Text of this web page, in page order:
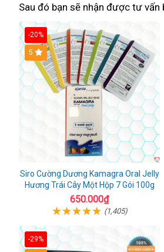
tra
Sau đó nhận
xét
bạn sẽ nhận được tổng
tư vấn
-20%
5
Siro Cường Dương Kamagra Oral Jelly
Hương Trái Cây Một Hộp 7 Gói 100g
650.000₫
(1,405)
-29%